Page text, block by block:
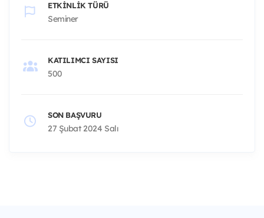
ETKINLIK TÜRÜ
Seminer
KATILIMCI SAYISI
500
SON BAŞVURU
27 Şubat 2024 Salı